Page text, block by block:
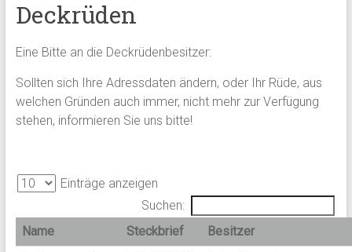
Deckrüden
Eine Bitte an die Deckrüdenbesitzer:
Sollten sich Ihre Adressdaten ändern, oder Ihr Rüde, aus
welchen Gründen auch immer, nicht mehr zur Verfügung
stehen, informieren Sie uns bitte!
Einträge anzeigen
Suchen:
Name
Steckbrief
Besitzer